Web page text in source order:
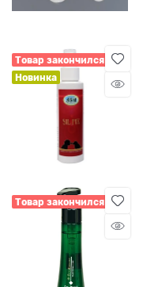
Товар закончился
Новинка
Товар закончился